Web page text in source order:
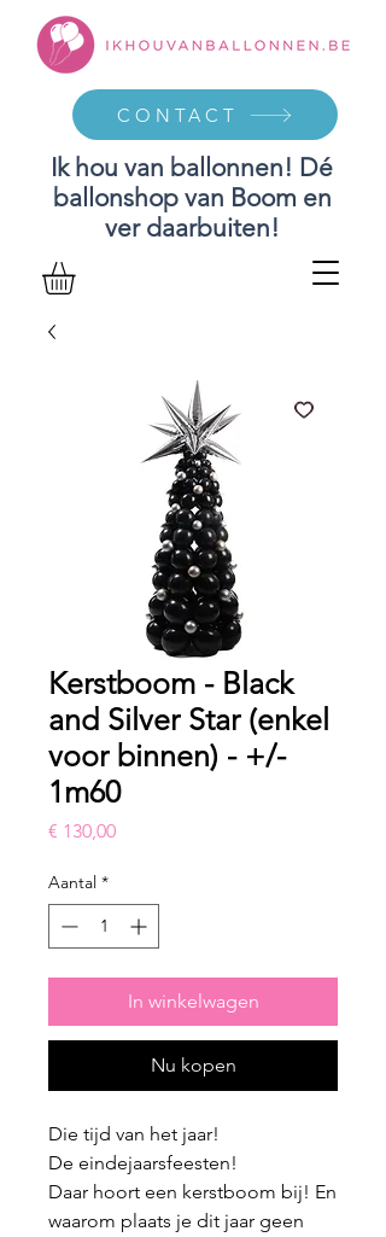
Ik hou van ballonnen! Dé
ballonshop van Boom en
ver daarbuiten!
CONTACT
Kerstboom - Black
and Silver Star (enkel
voor binnen) - +/-
1m60
€ 130,00Prijs
Aantal *
In winkelwagen
Nu kopen
Die tijd van het jaar!
De eindejaarsfeesten!
Daar hoort een kerstboom bij! En
waarom plaats je dit jaar geen